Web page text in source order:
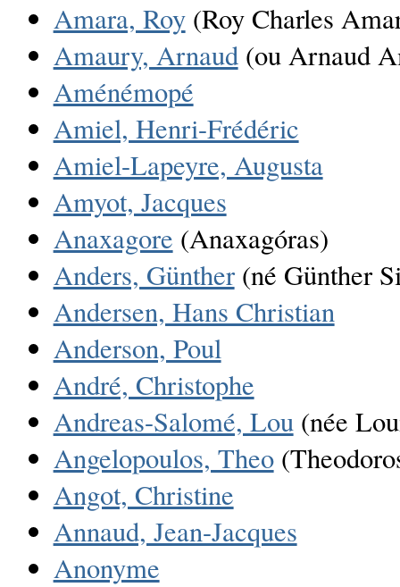
Amara, Roy(Roy Charles
Amaury, Arnaud(ou Arnaud
Aménémopé
Amiel, Henri-Frédéric
Amiel-Lapeyre, Augusta
Amyot, Jacques
Anaxagore (Anaxagóras)
Anders, Günther(né Günther
Andersen, Hans Christian
Anderson, Poul
André, Christophe
Andreas-Salomé, Lou(née
Angelopoulos, Theo
Angot, Christine
Annaud, Jean-Jacques
Anonyme